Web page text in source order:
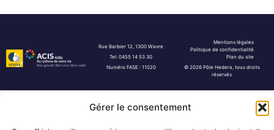
Gérer le consentement
Rue Barbier 12, 1300 Wavre
Tel: 0455 14 53 30
Numéro FASE : 11020
Mentions légales
Politique de confidentialité
Plan du site
© 2026 Pôle Hedera, tous droits
réservés